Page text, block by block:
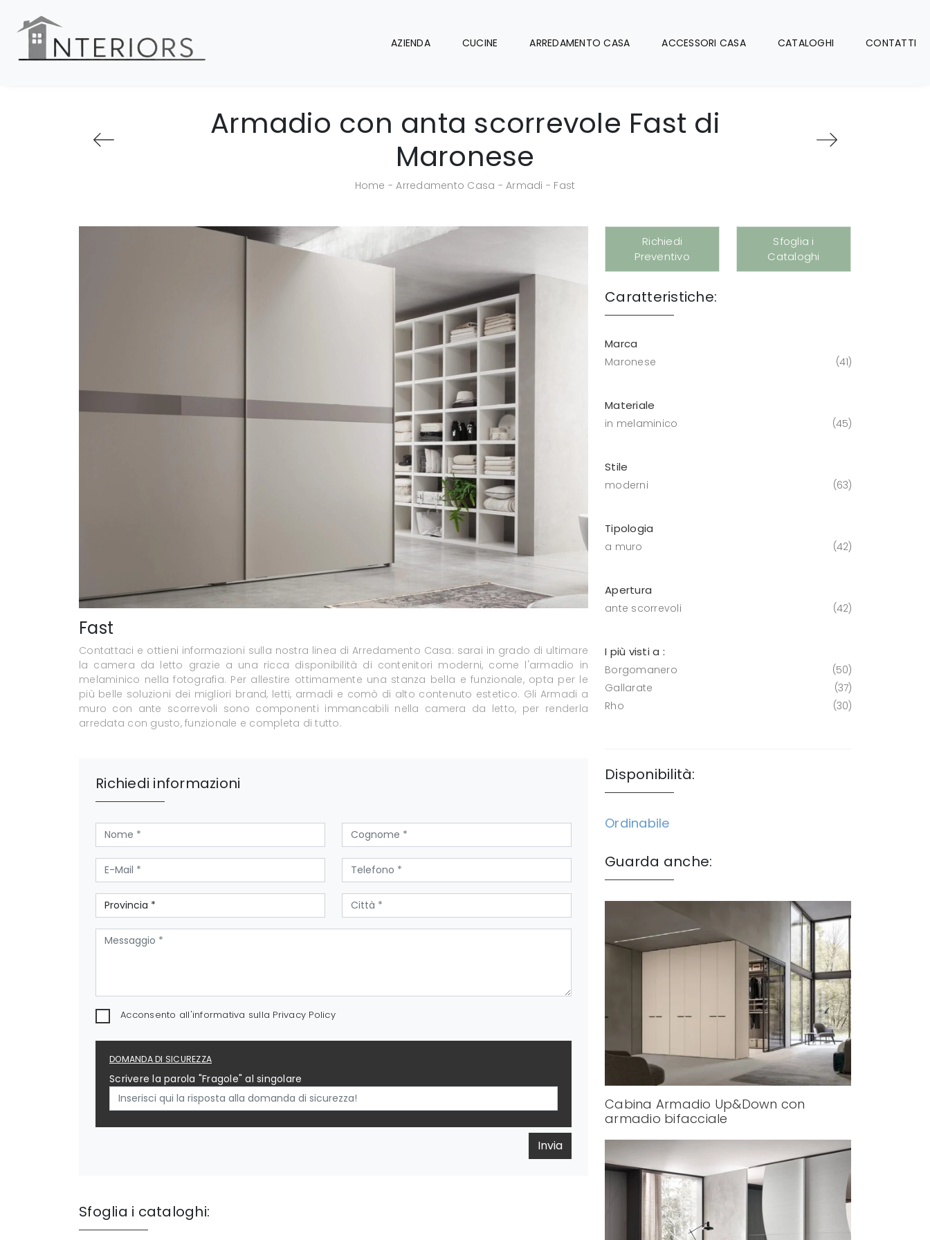
AZIENDA CUCINE ARREDAMENTO CASA ACCESSORI CASA CATALOGHI CONTATTI
Armadio con anta scorrevole Fast di
Maronese
Home -Arredamento Casa -Armadi - Fast
Fast
Contattaci e ottieni informazioni sulla nostra linea di Arredamento Casa: sarai in grado di ultimare
la camera da letto grazie a una ricca disponibilità di contenitori moderni, come l'armadio in
melaminico nella fotografia. Per allestire ottimamente una stanza bella e funzionale, opta per le
più belle soluzioni dei migliori brand, letti, armadi e comò di alto contenuto estetico. Gli Armadi a
muro con ante scorrevoli sono componenti immancabili nella camera da letto, per renderla
arredata con gusto, funzionale e completa di tutto.
Richiedi informazioni
Acconsento all'informativa sulla Privacy Policy
DOMANDA DI SICUREZZA
Scrivere la parola "Fragole" al singolare
Invia
Sfoglia i cataloghi:
Richiedi
Preventivo
Sfoglia i
Cataloghi
Caratteristiche:
Marca
Maronese 41
Materiale
in melaminico 45
Stile
moderni 63
Tipologia
a muro 42
Apertura
ante scorrevoli 42
I più visti a :
Borgomanero
50
Gallarate
37
Rho
30
Disponibilità:
Ordinabile
Guarda anche:
Cabina Armadio Up&Down con
armadio bifacciale